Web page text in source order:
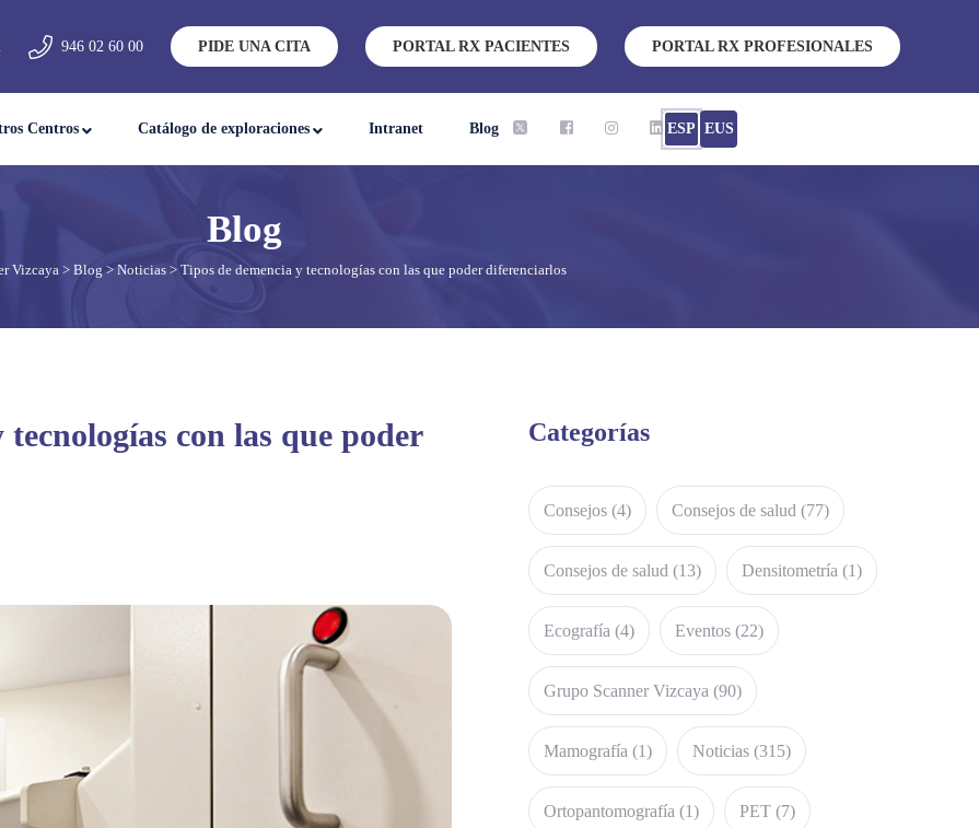
946 02 60 00 PIDE UNA CITA PORTAL RX PACIENTES PORTAL RX PROFESIONALES
Centros Catálogo de exploraciones Intranet Blog ESP EUS
Vizcaya > Blog > Noticias > Tipos de demencia y tecnologías con las que poder diferenciarlos
con las que poder
Categorías
Consejos (4) Consejos de salud (77)
Consejos de salud (13) Densitometría (1)
Ecografía (4) Eventos (22)
Grupo Scanner Vizcaya (90)
Mamografía (1) Noticias (315)
Ortopantomografía (1) PET (7)